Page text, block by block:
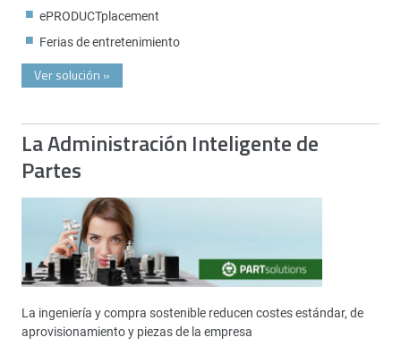
ePRODUCTplacement
Ferias de entretenimiento
Ver solución »
La Administración Inteligente de
Partes
La ingeniería y compra sostenible reducen costes estándar, de
aprovisionamiento y piezas de la empresa